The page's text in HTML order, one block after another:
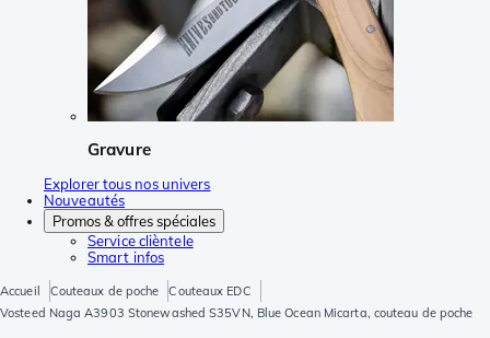
Gravure
Explorer tous nos univers
Nouveautés
Promos & offres spéciales
Service clièntele
Smart infos
Accueil Couteaux de poche
Couteaux EDC
Vosteed Naga A3903 Stonewashed S35VN, Blue Ocean Micarta, couteau de poche